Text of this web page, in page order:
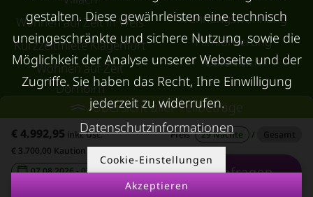
Übersicht aller Teilbeträge
€ 4.992,95 inkl. Ust. Preis 29 Nächte /
€ 3.700,00 Kaution
07.08.2026 - 07.09.2026
- Anfragen
Wohnen auf Zeit in Wels
Kurzzeitmiete Klagenfurt
Wohnen auf Zeit
Dornbirn
Kurzzeitmiete
Deutschland
Trennungswohnung
Filmförderung
Österreich
RUND UMS
VERMIETEN
KONTAKT
Über Kurzzeitmiete
gestalten. Diese gewährleisten eine technisch
uneingeschränkte und sichere Nutzung, sowie die
Möglichkeit der Analyse unserer Webseite und der
Zugriffe. Sie haben das Recht, Ihre Einwilligung
jederzeit zu widerrufen.
Datenschutzinformationen
Cookie-Einstellungen
Akzeptieren